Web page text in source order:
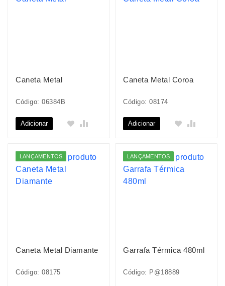
Caneta Metal
Código: 06384B
Adicionar
Caneta Metal Coroa
Código: 08174
Adicionar
LANÇAMENTOS
Caneta Metal Diamante
Código: 08175
LANÇAMENTOS
Garrafa Térmica 480ml
Código: P@18889